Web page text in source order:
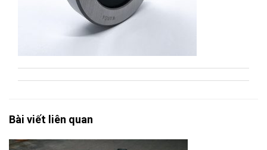
Bài viết liên quan